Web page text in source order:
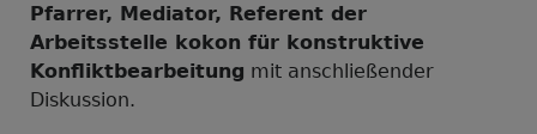
Pfarrer, Mediator, Referent der
Arbeitsstelle kokon für konstruktive
Konfliktbearbeitung mit anschließender
Diskussion.